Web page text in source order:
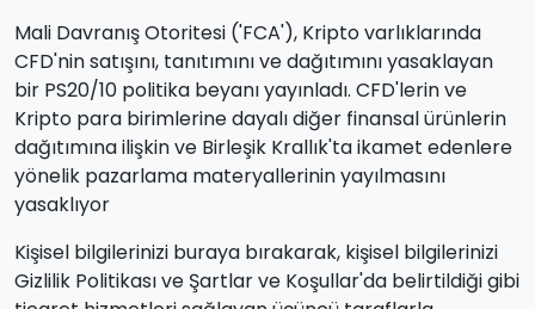
Mali Davranış Otoritesi ('FCA'), Kripto varlıklarında
CFD'nin satışını, tanıtımını ve dağıtımını yasaklayan
bir PS20/10 politika beyanı yayınladı. CFD'lerin ve
Kripto para birimlerine dayalı diğer finansal ürünlerin
dağıtımına ilişkin ve Birleşik Krallık'ta ikamet edenlere
yönelik pazarlama materyallerinin yayılmasını
yasaklıyor
Kişisel bilgilerinizi buraya bırakarak, kişisel bilgilerinizi
Gizlilik Politikası ve Şartlar ve Koşullar'da belirtildiği gibi